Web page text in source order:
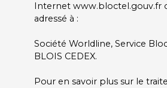
Internet www.bloctel.gouv.fr
adressé à :
Société Worldline, Service
BLOIS CEDEX.
Pour en savoir plus sur le